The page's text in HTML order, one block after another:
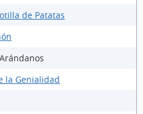
de Patatas
la Genialidad